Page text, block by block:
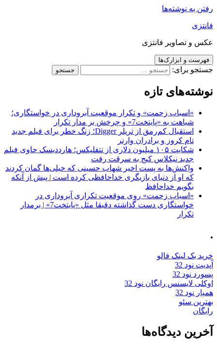
رفتن به نوشته‌ها
فانتزی
عکس و تصاویر فانتزی
فهرست و ابزارک‌ها
جستجو برای:
نوشته‌های تازه
«اسباب زحمت» و تکرار موقعیت آبروداری در خواستگاری؛
شباهت به «پایتخت7» و چرخش بر مدار تکرار
استقبال کم‌رمق از تریلر Digger؛ زنگ خطر برای فیلم جدید
تام کروز و برادران وارنر
شکایت ۱۰۵ میلیون دلاری از نتفلیکس؛ هارددیسک حاوی فیلم
جدید نیکلاس کیج به سرقت رفت
واکنش‌ها به پست اخیر شهاب حسینی که خیلی‌ها گمان کردند
که او از دنیای بازیگری خداحافظی کرده است | پیش از آنکه
بگویم خداحافظ
«اسباب زحمت» روی موقعیت تکراری آبروداری در
خواستگاری دست گذاشته دقیقا مثل «پایتخت7» | برمدار
تکرار
.
خرید بک لینک فالو
آپدیت نود 32
پسورد نود 32
اوکلی لایسنس رایگان نود 32
همیار نود 32
بهترین سئو
رایگان
آخرین دیدگاه‌ها